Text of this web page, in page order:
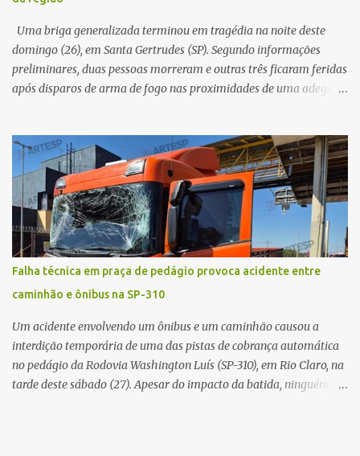
vítima. No entanto, o óbito foi constatado ainda no local do
acidente. A Polícia Militar Rodoviária compareceu para o registro
da ocorrência...
Uma briga generalizada terminou em tragédia na noite deste
domingo (26), em Santa Gertrudes (SP). Segundo informações
preliminares, duas pessoas morreram e outras três ficaram feridas
após disparos de arma de fogo nas proximidades de uma adega. O
começado dentro do estabelecimento e se estendido para a área
externa, quando dois homens armados passaram a efetuar
diversos disparos. Duas vítimas morreram ainda no local. Outras
três pessoas foram baleadas e socorridas. Até o momento, não
foram divulgadas informações oficiais sobre o estado de saúde dos
feridos. Equipes da Polícia Militar de Santa Gertrudes atenderam a
ocorrência e isolaram a área para o trabalho da perícia. Até a
última atualização, nenhum suspeito havia sido preso. A Polícia
Civil investigará a motivação da briga, a autoria dos disparos e as
circunstâncias do crime. A ocorrência segue em anda...
Falha técnica em praça de pedágio provoca acidente entre
caminhão e ônibus na SP-310
Um acidente envolvendo um ônibus e um caminhão causou a
interdição temporária de uma das pistas de cobrança automática
no pedágio da Rodovia Washington Luís (SP-310), em Rio Claro, na
tarde deste sábado (27). Apesar do impacto da batida, ninguém